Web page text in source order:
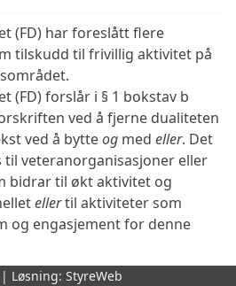
(FD) har foreslått flere
tilskudd til frivillig aktivitet på
(FD) forslår i § 1 bokstav b
ved å fjerne dualiteten
ved å bytteog med eller. Det
til veteranorganisasjoner eller
bidrar til økt aktivitet og
ellertil aktiviteter som
og engasjement for denne
endringen da veteranarbeid er
Løsning: StyreWeb